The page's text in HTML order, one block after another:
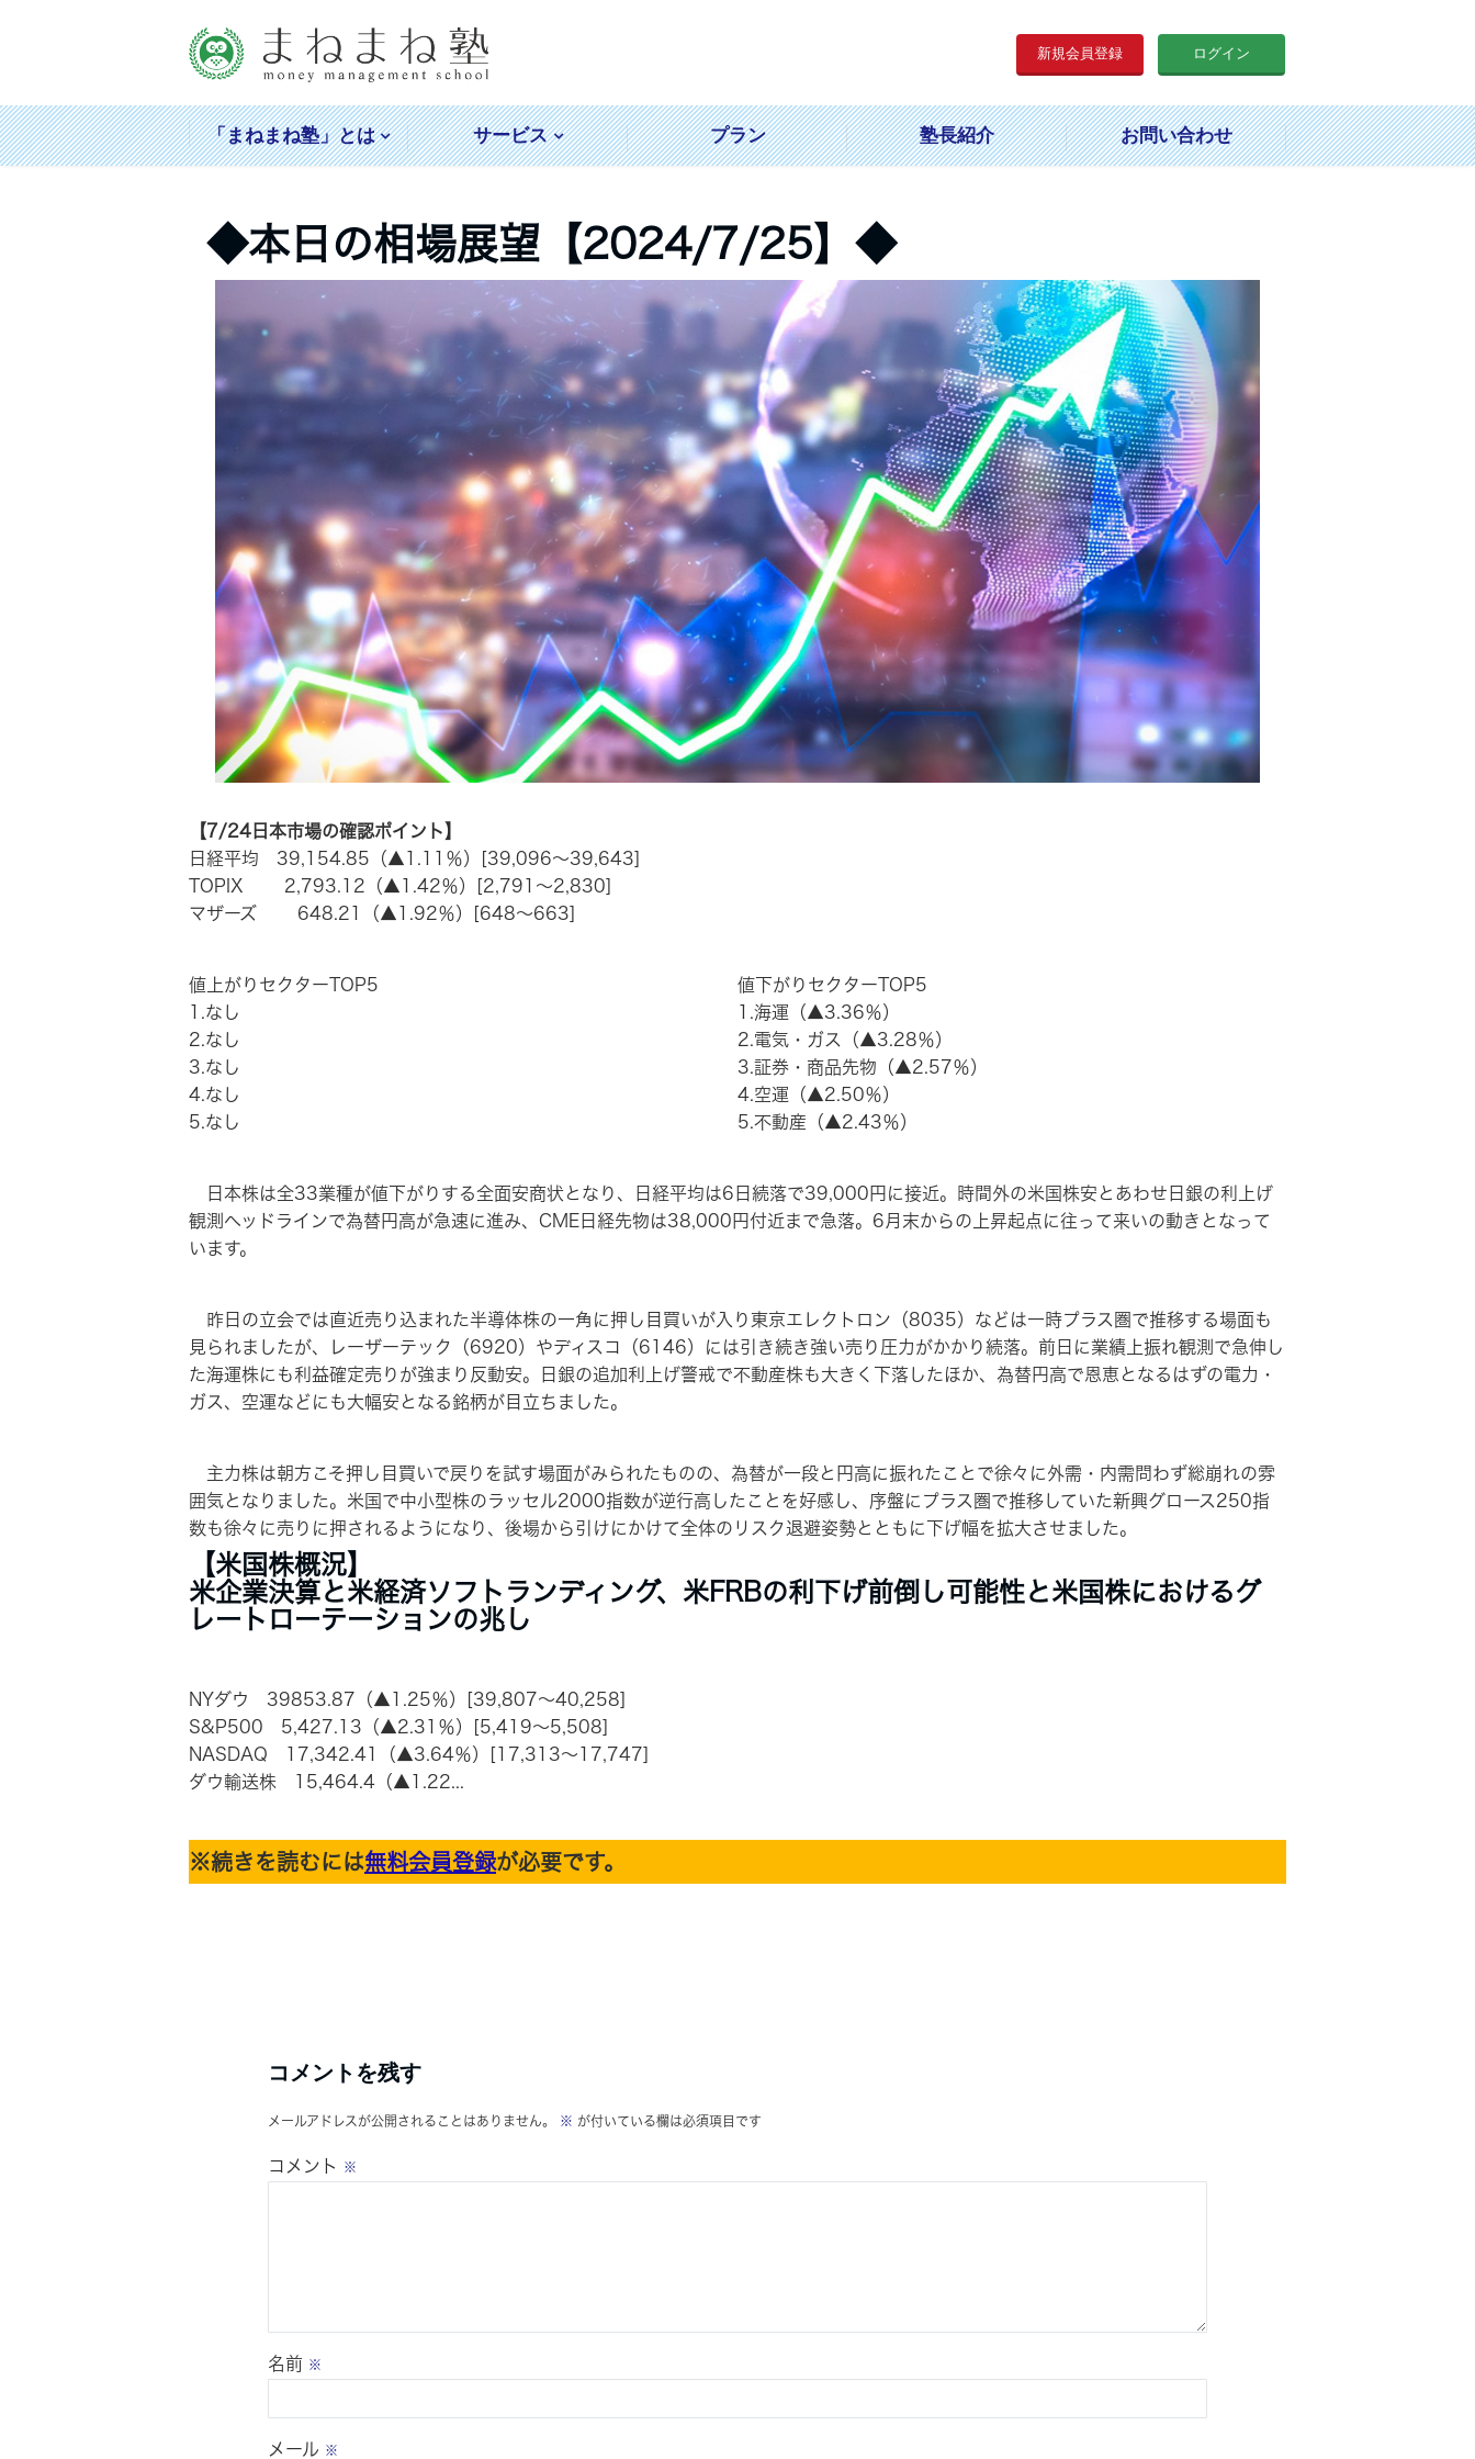
新規会員登録 ログイン
「まねまね塾」とは サービス プラン 塾長紹介 お問い合わせ
◆本日の相場展望【2024/7/25】◆
【7/24日本市場の確認ポイント】
日経平均 39,154.85（▲1.11％）[39,096～39,643]
TOPIX 2,793.12（▲1.42％）[2,791～2,830]
マザーズ 648.21（▲1.92％）[648～663]
値上がりセクターTOP5
1.なし
2.なし
3.なし
4.なし
5.なし
値下がりセクターTOP5
1.海運（▲3.36％）
2.電気・ガス（▲3.28％）
3.証券・商品先物（▲2.57％）
4.空運（▲2.50％）
5.不動産（▲2.43％）
日本株は全33業種が値下がりする全面安商状となり、日経平均は6日続落で39,000円に接近。時間外の米国株安とあわせ日銀の利上げ
観測ヘッドラインで為替円高が急速に進み、CME日経先物は38,000円付近まで急落。6月末からの上昇起点に往って来いの動きとなって
います。
昨日の立会では直近売り込まれた半導体株の一角に押し目買いが入り東京エレクトロン（8035）などは一時プラス圏で推移する場面も
見られましたが、レーザーテック（6920）やディスコ（6146）には引き続き強い売り圧力がかかり続落。前日に業績上振れ観測で急伸し
た海運株にも利益確定売りが強まり反動安。日銀の追加利上げ警戒で不動産株も大きく下落したほか、為替円高で恩恵となるはずの電力・
ガス、空運などにも大幅安となる銘柄が目立ちました。
主力株は朝方こそ押し目買いで戻りを試す場面がみられたものの、為替が一段と円高に振れたことで徐々に外需・内需問わず総崩れの雰
囲気となりました。米国で中小型株のラッセル2000指数が逆行高したことを好感し、序盤にプラス圏で推移していた新興グロース250指
数も徐々に売りに押されるようになり、後場から引けにかけて全体のリスク退避姿勢とともに下げ幅を拡大させました。
【米国株概況】
米企業決算と米経済ソフトランディング、米FRBの利下げ前倒し可能性と米国株におけるグ
レートローテーションの兆し
NYダウ 39853.87（▲1.25％）[39,807～40,258]
S&P500 5,427.13（▲2.31％）[5,419～5,508]
NASDAQ 17,342.41（▲3.64％）[17,313～17,747]
ダウ輸送株 15,464.4（▲1.22...
※続きを読むには無料会員登録が必要です。
コメントを残す
メールアドレスが公開されることはありません。 ※ が付いている欄は必須項目です
コメント ※
名前 ※
メール ※